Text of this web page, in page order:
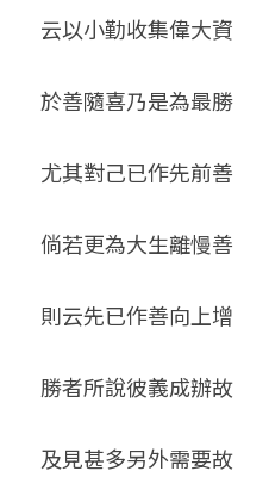
云以小勤收集偉大資
於善隨喜乃是為最勝
尤其對己已作先前善
倘若更為大生離慢善
則云先已作善向上增
勝者所說彼義成辦故
及見甚多另外需要故